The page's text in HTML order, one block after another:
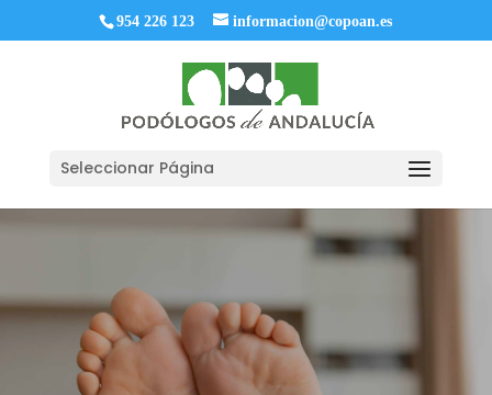
954 226 123 informacion@copoan.es
Seleccionar Página